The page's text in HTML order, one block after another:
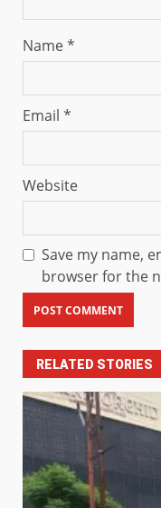
Name*
Email *
Website
Save my name,
browser for the
RELATED STORIES